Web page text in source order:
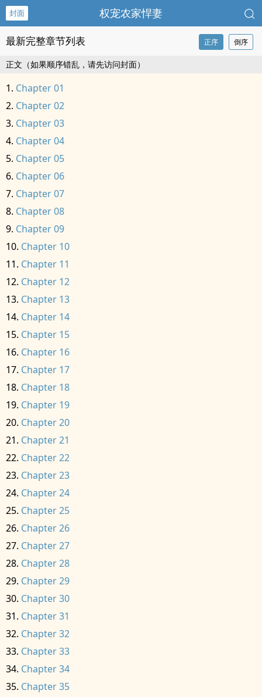
封面 权宠农家悍妻
最新完整章节列表 正序 倒序
正文（如果顺序错乱，请先访问封面）
Chapter 01
Chapter 02
Chapter 03
Chapter 04
Chapter 05
Chapter 06
Chapter 07
Chapter 08
Chapter 09
Chapter 10
Chapter 11
Chapter 12
Chapter 13
Chapter 14
Chapter 15
Chapter 16
Chapter 17
Chapter 18
Chapter 19
Chapter 20
Chapter 21
Chapter 22
Chapter 23
Chapter 24
Chapter 25
Chapter 26
Chapter 27
Chapter 28
Chapter 29
Chapter 30
Chapter 31
Chapter 32
Chapter 33
Chapter 34
Chapter 35